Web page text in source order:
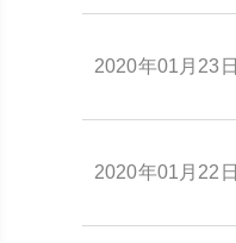
2020年01月23日
2020年01月22日